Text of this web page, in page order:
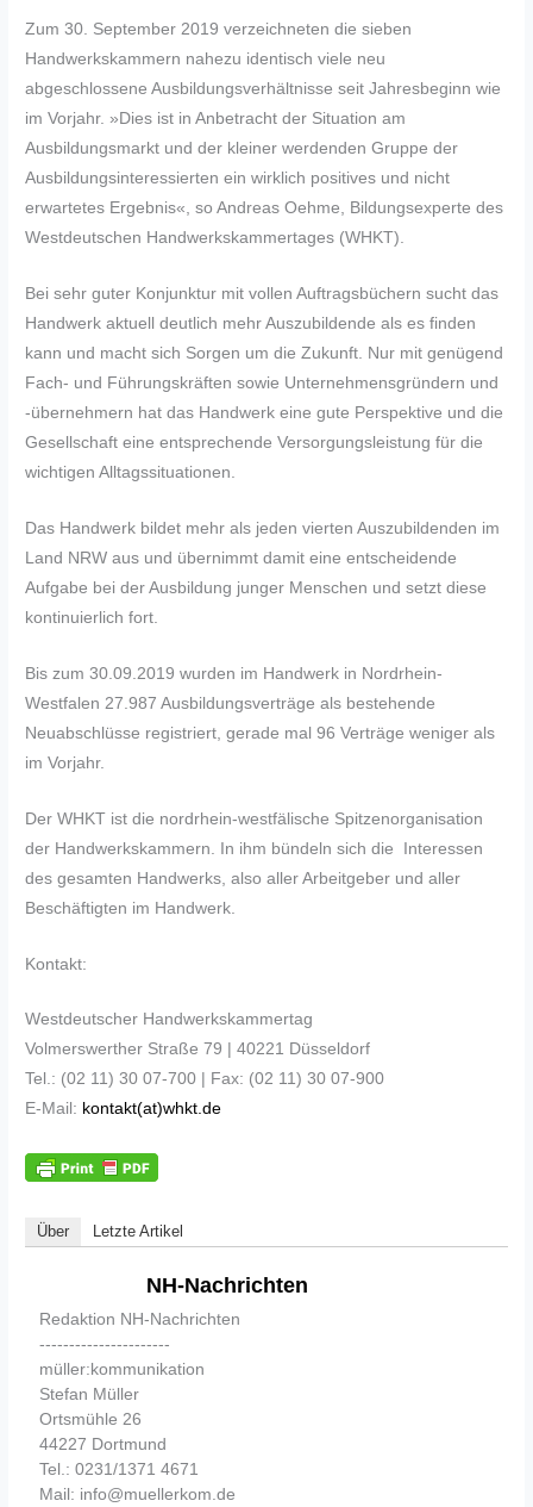
Zum 30. September 2019 verzeichneten die sieben
Handwerkskammern nahezu identisch viele neu
abgeschlossene Ausbildungsverhältnisse seit Jahresbeginn wie
im Vorjahr. »Dies ist in Anbetracht der Situation am
Ausbildungsmarkt und der kleiner werdenden Gruppe der
Ausbildungsinteressierten ein wirklich positives und nicht
erwartetes Ergebnis«, so Andreas Oehme, Bildungsexperte des
Westdeutschen Handwerkskammertages (WHKT).
Bei sehr guter Konjunktur mit vollen Auftragsbüchern sucht das
Handwerk aktuell deutlich mehr Auszubildende als es finden
kann und macht sich Sorgen um die Zukunft. Nur mit genügend
Fach- und Führungskräften sowie Unternehmensgründern und
-übernehmern hat das Handwerk eine gute Perspektive und die
Gesellschaft eine entsprechende Versorgungsleistung für die
wichtigen Alltagssituationen.
Das Handwerk bildet mehr als jeden vierten Auszubildenden im
Land NRW aus und übernimmt damit eine entscheidende
Aufgabe bei der Ausbildung junger Menschen und setzt diese
kontinuierlich fort.
Bis zum 30.09.2019 wurden im Handwerk in Nordrhein-
Westfalen 27.987 Ausbildungsverträge als bestehende
Neuabschlüsse registriert, gerade mal 96 Verträge weniger als
im Vorjahr.
Der WHKT ist die nordrhein-westfälische Spitzenorganisation
der Handwerkskammern. In ihm bündeln sich die Interessen
des gesamten Handwerks, also aller Arbeitgeber und aller
Beschäftigten im Handwerk.
Kontakt:
Westdeutscher Handwerkskammertag
Volmerswerther Straße 79 | 40221 Düsseldorf
Tel.: (02 11) 30 07-700 | Fax: (02 11) 30 07-900
E-Mail: kontakt(at)whkt.de
Über Letzte Artikel
NH-Nachrichten
Redaktion NH-Nachrichten
----------------------
müller:kommunikation
Stefan Müller
Ortsmühle 26
44227 Dortmund
Tel.: 0231/1371 4671
Mail: info@muellerkom.de